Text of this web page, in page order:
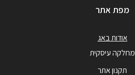
מפת אתר
אודות באג
מחלקה עיסקית
תקנון אתר